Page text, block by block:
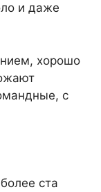
и даже
хорошо
с
ста